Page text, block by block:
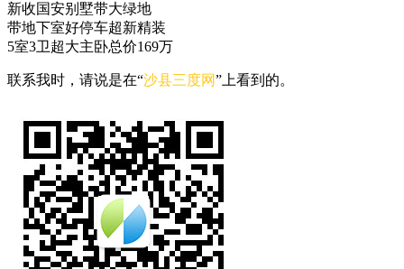
新收国安别墅带大绿地
带地下室好停车超新精装
5室3卫超大主卧总价169万
联系我时，请说是在“沙县三度网”上看到的。